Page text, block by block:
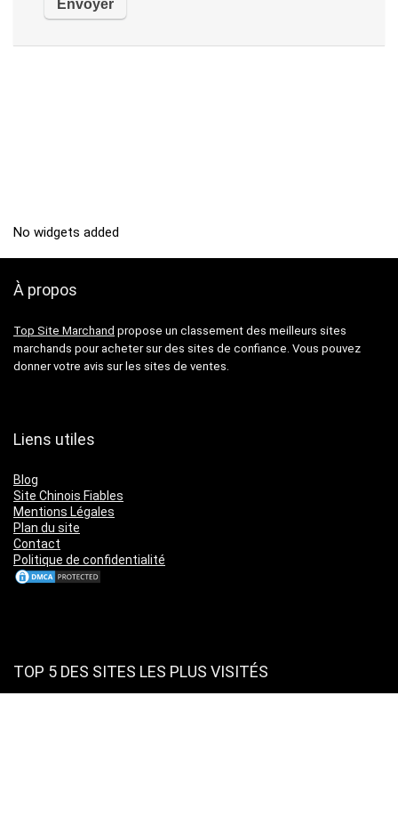
No widgets added
À propos
Top Site Marchand propose un classement des meilleurs sites
marchands pour acheter sur des sites de confiance. Vous pouvez
donner votre avis sur les sites de ventes.
Liens utiles
Blog
Site Chinois Fiables
Mentions Légales
Plan du site
Contact
Politique de confidentialité
TOP 5 DES SITES LES PLUS VISITÉS